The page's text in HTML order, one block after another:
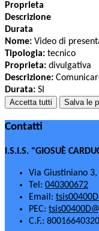
Proprieta
Descrizione
Durata
Nome: Video di
Tipologia: tecnico
Proprieta: divulgativa
Descrizione:
Durata: SI
Accetta tutti Salva le
Contatti
I.S.I.S. "GIOSUÈ
Via Giustiniano
Tel: 040300672
Email:
PEC:
C.F.: 80016640320